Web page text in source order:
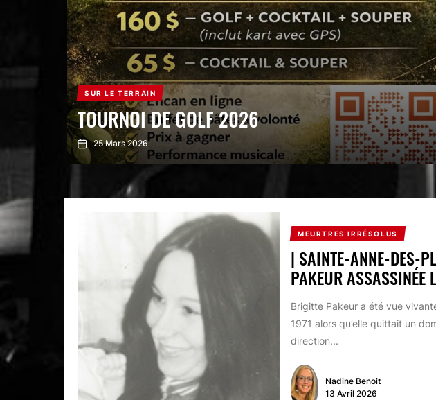
SUR LE TERRAIN
TOURNOI DE GOLF 2026
25 Mars 2026
MEURTRES IRRÉSOLUS
| SAINTE-ANNE-DES-
PAKEUR
Brigitte Pakeur a été vue
1971 alors qu’elle quittait un
direction...
Nadine Benoit
13 Avril 2026